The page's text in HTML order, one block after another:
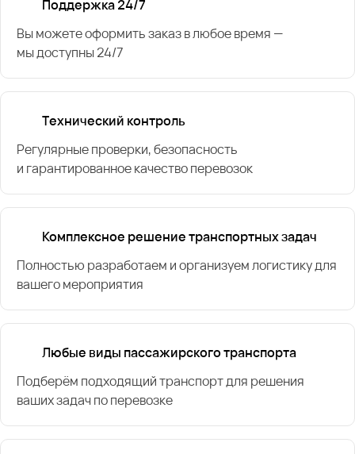
Поддержка 24/7
Вы можете оформить заказ в любое время —
мы доступны 24/7
Технический контроль
Регулярные проверки, безопасность
и гарантированное качество перевозок
Комплексное решение транспортных задач
Полностью разработаем и организуем логистику для
вашего мероприятия
Любые виды пассажирского транспорта
Подберём подходящий транспорт для решения
ваших задач по перевозке